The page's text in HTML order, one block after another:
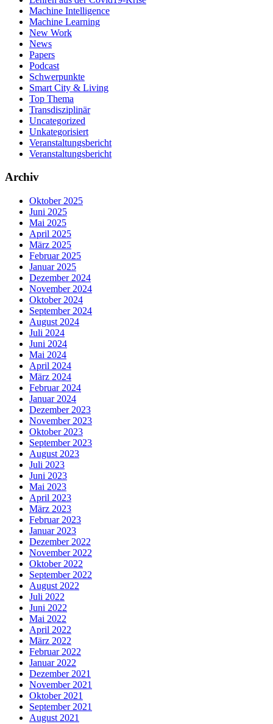
Machine Intelligence
Machine Learning
New Work
News
Papers
Podcast
Schwerpunkte
Smart City & Living
Top Thema
Transdisziplinär
Uncategorized
Unkategorisiert
Veranstaltungsbericht
Veranstaltungsbericht
Archiv
Oktober 2025
Juni 2025
Mai 2025
April 2025
März 2025
Februar 2025
Januar 2025
Dezember 2024
November 2024
Oktober 2024
September 2024
August 2024
Juli 2024
Juni 2024
Mai 2024
April 2024
März 2024
Februar 2024
Januar 2024
Dezember 2023
November 2023
Oktober 2023
September 2023
August 2023
Juli 2023
Juni 2023
Mai 2023
April 2023
März 2023
Februar 2023
Januar 2023
Dezember 2022
November 2022
Oktober 2022
September 2022
August 2022
Juli 2022
Juni 2022
Mai 2022
April 2022
März 2022
Februar 2022
Januar 2022
Dezember 2021
November 2021
Oktober 2021
September 2021
August 2021